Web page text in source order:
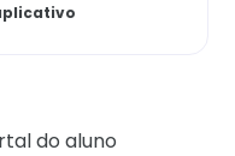
do aluno